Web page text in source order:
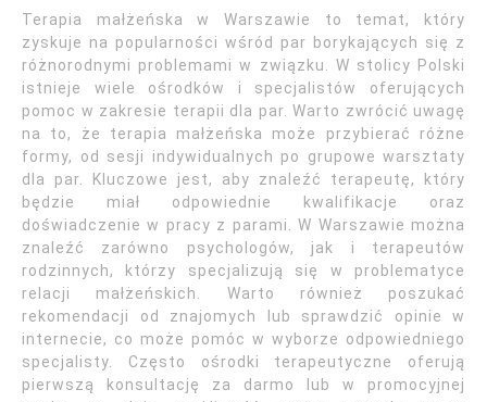
Terapia małżeńska w Warszawie to temat, który
zyskuje na popularności wśród par borykających się z
różnorodnymi problemami w związku. W stolicy Polski
istnieje wiele ośrodków i specjalistów oferujących
pomoc w zakresie terapii dla par. Warto zwrócić uwagę
na to, że terapia małżeńska może przybierać różne
formy, od sesji indywidualnych po grupowe warsztaty
dla par. Kluczowe jest, aby znaleźć terapeutę, który
będzie miał odpowiednie kwalifikacje oraz
doświadczenie w pracy z parami. W Warszawie można
znaleźć zarówno psychologów, jak i terapeutów
rodzinnych, którzy specjalizują się w problematyce
relacji małżeńskich. Warto również poszukać
rekomendacji od znajomych lub sprawdzić opinie w
internecie, co może pomóc w wyborze odpowiedniego
specjalisty. Często ośrodki terapeutyczne oferują
pierwszą konsultację za darmo lub w promocyjnej